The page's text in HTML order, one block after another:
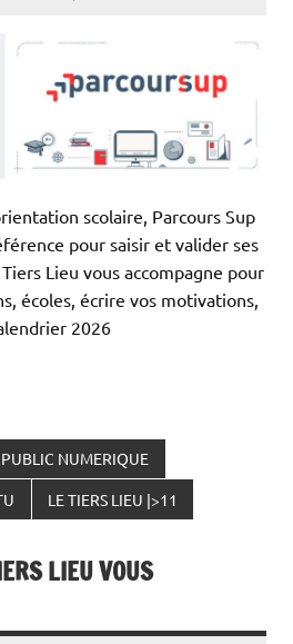
scolaire, Parcours Sup
pour saisir et valider ses
Lieu vous accompagne pour
écoles, écrire vos motivations,
2026
PUBLIC NUMERIQUE
LE TIERS LIEU |>11
LIEU VOUS